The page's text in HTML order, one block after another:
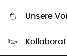
Unsere